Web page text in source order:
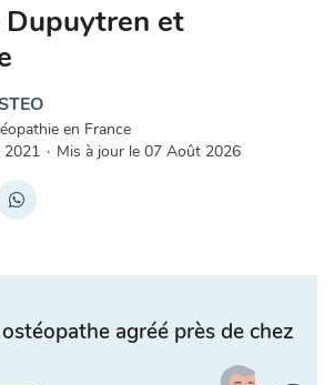
Dupuytren et
en France
2021 · Mis à jour le 07 Août 2026
agréé près de chez